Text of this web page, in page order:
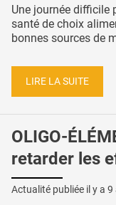
Une journée difficile
santé de choix
bonnes sources de
LIRE LA SUITE
OLIGO-
retarder les
Actualité publiée il y a 9